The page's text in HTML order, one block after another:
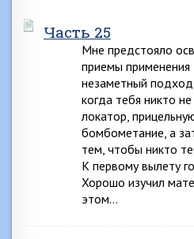
Часть 25
Мне предстояло
приемы применения
незаметный
когда тебя никто
локатор,
бомбометание, а
тем, чтобы никто
К первому вылету
Хорошо изучил
этом…